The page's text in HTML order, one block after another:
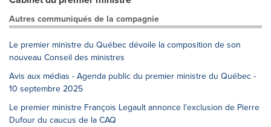
Autres communiqués de la compagnie
Le premier ministre du Québec dévoile la composition de son
nouveau Conseil des ministres
Avis aux médias - Agenda public du premier ministre du Québec -
10 septembre 2025
Le premier ministre François Legault annonce l'exclusion de Pierre
Dufour du caucus de la CAQ